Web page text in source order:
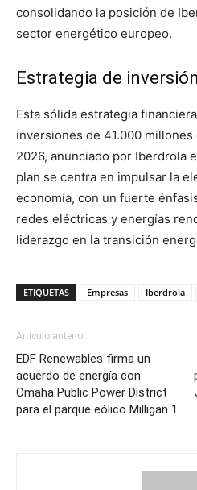
consolidando la posición de
sector energético europeo.
Estrategia de
Esta sólida estrategia
inversiones de 41.000
2026, anunciado por Iberdrola
plan se centra en impulsar la
economía, con un fuerte
redes eléctricas y energías
liderazgo en la transición
ETIQUETAS Empresas Iberdrola
Artículo anterior
EDF Renewables firma un
acuerdo de energía con
Omaha Public Power District
para el parque eólico Milligan 1